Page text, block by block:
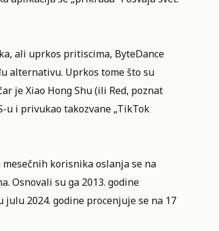
ali uprkos pritiscima, ByteDance
alternativu. Uprkos tome što su
je Xiao Hong Shu (ili Red, poznat
u i privukao takozvane „TikTok
korisnika oslanja se na
Osnovali su ga 2013. godine
2024. godine procenjuje se na 17